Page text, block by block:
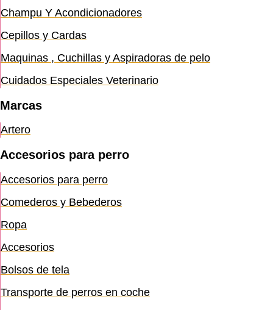
Champu Y Acondicionadores
Cepillos y Cardas
Maquinas , Cuchillas y Aspiradoras de pelo
Cuidados Especiales Veterinario
Marcas
Artero
Accesorios para perro
Accesorios para perro
Comederos y Bebederos
Ropa
Accesorios
Bolsos de tela
Transporte de perros en coche